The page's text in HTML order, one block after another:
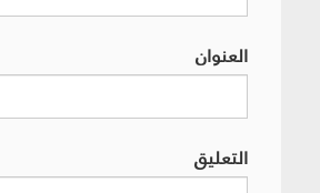
العنوان
التعليق